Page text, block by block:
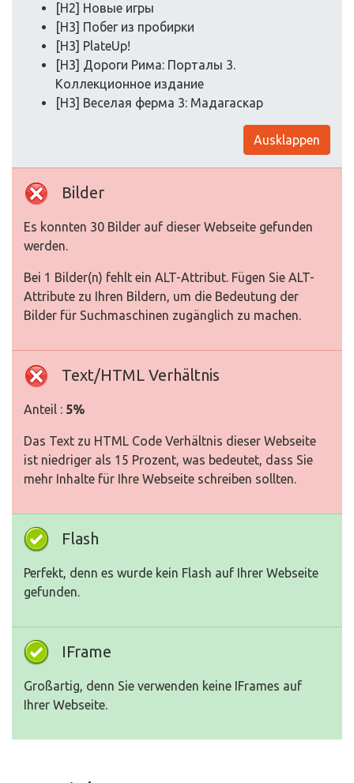
[H2] Новые игры
[H3] Побег из пробирки
[H3] PlateUp!
[H3] Дороги Рима: Порталы 3.
Коллекционное издание
[H3] Веселая ферма 3: Мадагаскар
Ausklappen
Bilder
Es konnten 30 Bilder auf dieser Webseite gefunden
werden.
Bei 1 Bilder(n) fehlt ein ALT-Attribut. Fügen Sie ALT-
Attribute zu Ihren Bildern, um die Bedeutung der
Bilder für Suchmaschinen zugänglich zu machen.
Text/HTML Verhältnis
Anteil : 5%
Das Text zu HTML Code Verhältnis dieser Webseite
ist niedriger als 15 Prozent, was bedeutet, dass Sie
mehr Inhalte für Ihre Webseite schreiben sollten.
Flash
Perfekt, denn es wurde kein Flash auf Ihrer Webseite
gefunden.
IFrame
Großartig, denn Sie verwenden keine IFrames auf
Ihrer Webseite.